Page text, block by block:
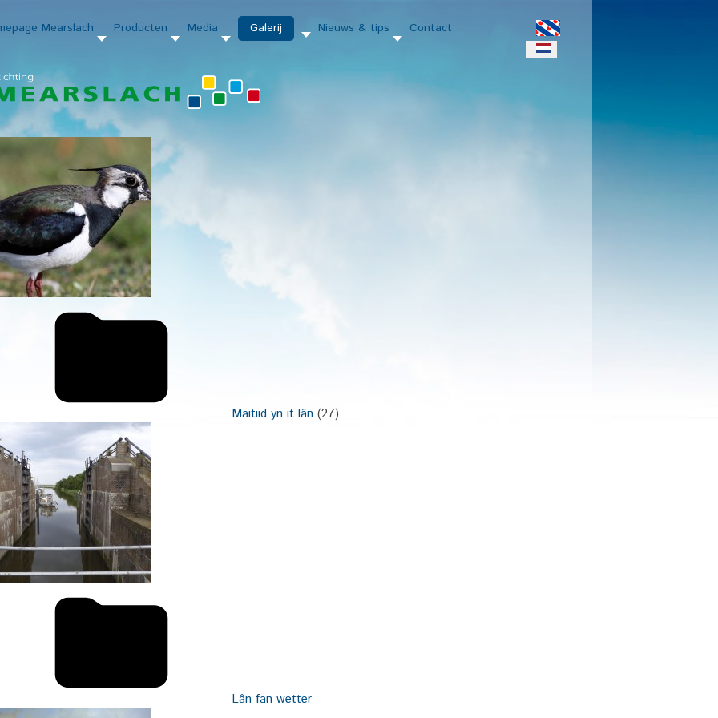
Mearslach Producten Media Galerij Nieuws & tips Contact
Maitiid yn it lân (27)
Lân fan wetter